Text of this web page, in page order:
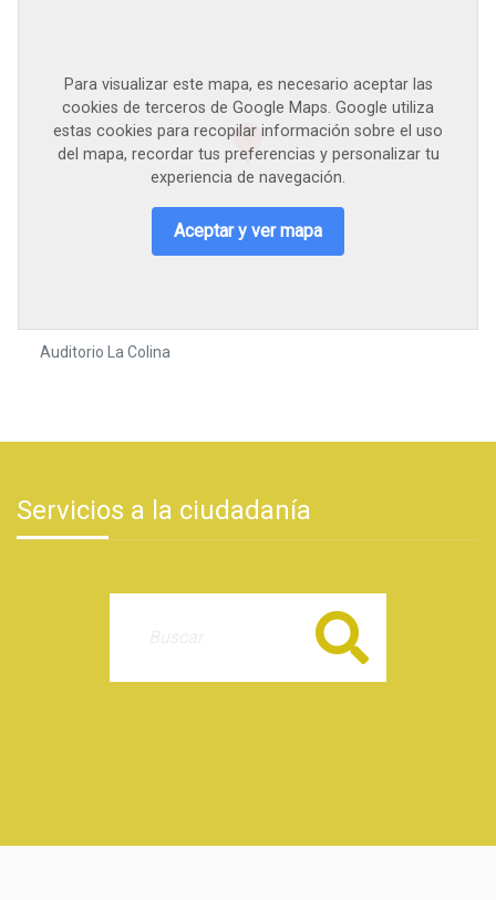
Para visualizar este mapa, es necesario aceptar las
cookies de terceros de Google Maps. Google utiliza
estas cookies para recopilar información sobre el uso
del mapa, recordar tus preferencias y personalizar tu
experiencia de navegación.
Aceptar y ver mapa
Auditorio La Colina
Servicios a la ciudadanía
Buscar